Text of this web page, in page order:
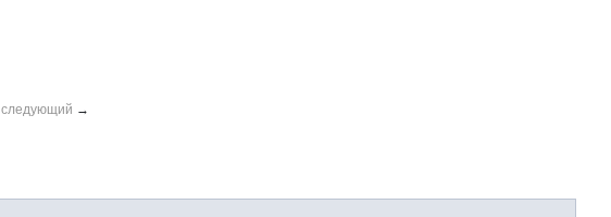
следующий →